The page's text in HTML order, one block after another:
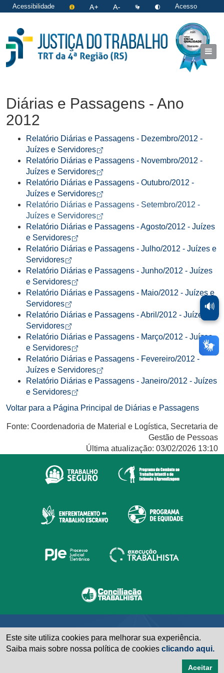
Acessibilidade
Acesso
Diárias e Passagens - Ano
2012
Relatório Diárias e Passagens - Dezembro/2012 -
Juízes e ServidoresArquivo tipo pdf de 78KB
Abre em nova aba
Relatório Diárias e Passagens - Novembro/2012 -
Juízes e ServidoresArquivo tipo pdf de 99KB
Abre em nova aba
Relatório Diárias e Passagens - Outubro/2012 -
Juízes e ServidoresArquivo tipo pdf de 155,4KB
Abre em nova aba
Relatório Diárias e Passagens - Setembro/2012 -
Juízes e ServidoresArquivo tipo pdf de 147,1KB
Abre em nova aba
Relatório Diárias e Passagens - Agosto/2012 - Juízes
e ServidoresArquivo tipo pdf de 98,7KB
Abre em nova aba
Relatório Diárias e Passagens - Julho/2012 - Juízes e
ServidoresArquivo tipo pdf de 112,9KB
Abre em nova aba
Relatório Diárias e Passagens - Junho/2012 - Juízes
e ServidoresArquivo tipo pdf de 145,9KB
Abre em nova aba
Relatório Diárias e Passagens - Maio/2012 - Juízes e
ServidoresArquivo tipo pdf de 183,6KB
Abre em nova aba
Relatório Diárias e Passagens - Abril/2012 - Juízes e
ServidoresArquivo tipo pdf de 146KB
Abre em nova aba
Relatório Diárias e Passagens - Março/2012 - Juízes
e ServidoresArquivo tipo pdf de 124,7KB
Abre em nova aba
Relatório Diárias e Passagens - Fevereiro/2012 -
Juízes e ServidoresArquivo tipo pdf de 102,5KB
Abre em nova aba
Relatório Diárias e Passagens - Janeiro/2012 - Juízes
e ServidoresArquivo tipo pdf de 95,2KB
Abre em nova aba
Voltar para a Página Principal de Diárias e Passagens
Fonte: Coordenadoria de Material e Logística, Secretaria de
Gestão de Pessoas
Última atualização: 03/02/2026 13:10
🔊
Este site utiliza cookies para melhorar sua experiência.
Saiba mais sobre nossa política de cookies clicando aqui.
Aceitar